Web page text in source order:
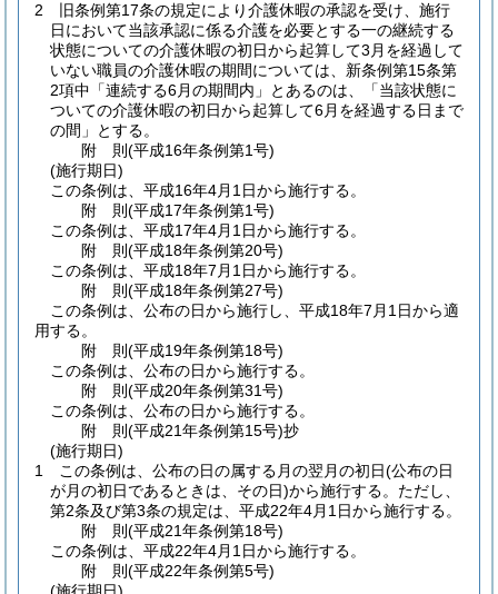
2
旧条例第17条の規定により介護休暇の承認を受け、施行
日において当該承認に係る介護を必要とする一の継続する
状態についての介護休暇の初日から起算して3月を経過して
いない職員の介護休暇の期間については、新条例第15条第
2項中「連続する6月の期間内」とあるのは、「当該状態に
ついての介護休暇の初日から起算して6月を経過する日まで
の間」とする。
附 則(平成16年条例第1号)
(施行期日)
この条例は、平成16年4月1日から施行する。
附 則(平成17年条例第1号)
この条例は、平成17年4月1日から施行する。
附 則(平成18年条例第20号)
この条例は、平成18年7月1日から施行する。
附 則(平成18年条例第27号)
この条例は、公布の日から施行し、平成18年7月1日から適
用する。
附 則(平成19年条例第18号)
この条例は、公布の日から施行する。
附 則(平成20年条例第31号)
この条例は、公布の日から施行する。
附 則(平成21年条例第15号)抄
(施行期日)
1
この条例は、公布の日の属する月の翌月の初日(公布の日
が月の初日であるときは、その日)から施行する。 ただし、
第2条及び第3条の規定は、平成22年4月1日から施行する。
附 則(平成21年条例第18号)
この条例は、平成22年4月1日から施行する。
附 則(平成22年条例第5号)